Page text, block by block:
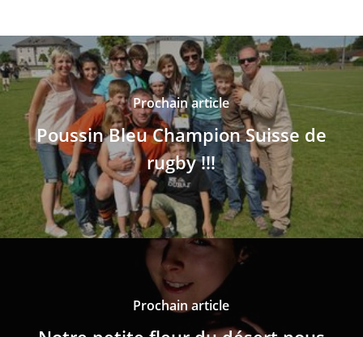
Prochain article
Poussin Bleu Champion Suisse de
rugby !!!
Prochain article